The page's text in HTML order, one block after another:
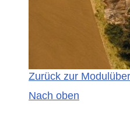
Zurück zur
Nach oben